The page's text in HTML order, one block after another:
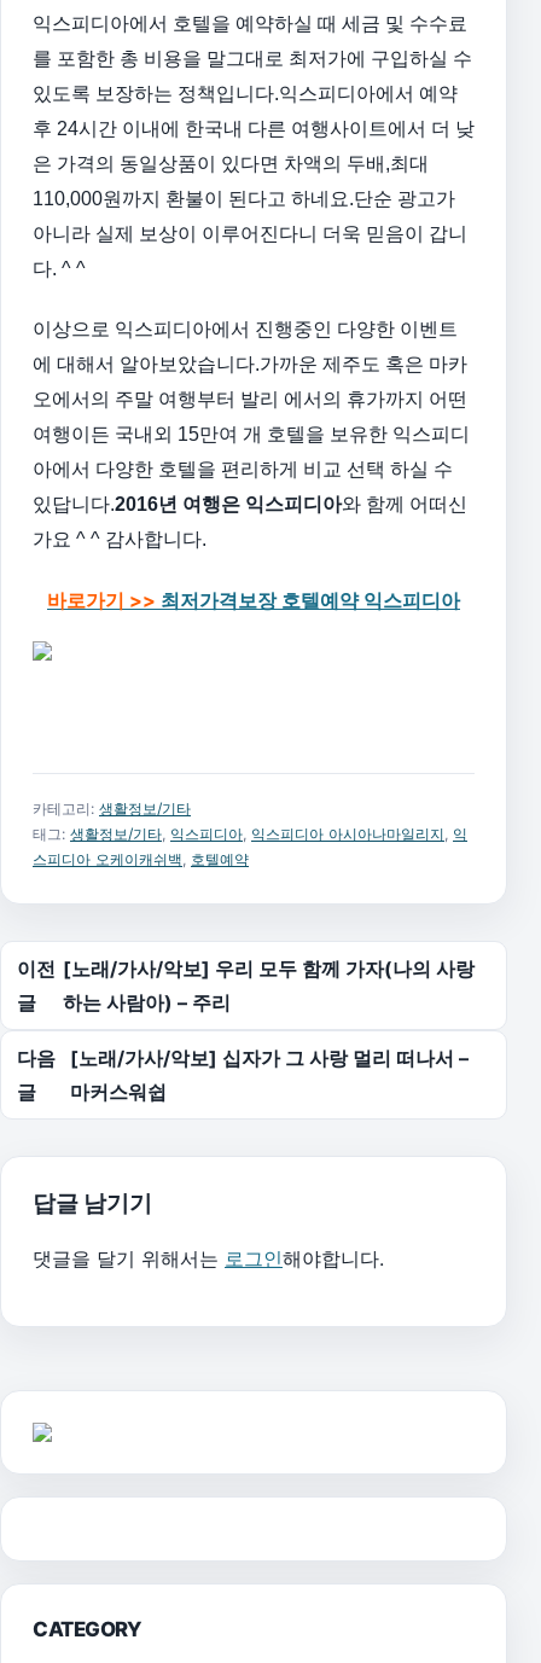
익스피디아에서 호텔을 예약하실 때 세금 및 수수료
를 포함한 총 비용을 말그대로 최저가에 구입하실 수
있도록 보장하는 정책입니다.익스피디아에서 예약
후 24시간 이내에 한국내 다른 여행사이트에서 더 낮
은 가격의 동일상품이 있다면 차액의 두배,최대
110,000원까지 환불이 된다고 하네요.단순 광고가
아니라 실제 보상이 이루어진다니 더욱 믿음이 갑니
다. ^ ^
이상으로 익스피디아에서 진행중인 다양한 이벤트
에 대해서 알아보았습니다.가까운 제주도 혹은 마카
오에서의 주말 여행부터 발리 에서의 휴가까지 어떤
여행이든 국내외 15만여 개 호텔을 보유한 익스피디
아에서 다양한 호텔을 편리하게 비교 선택 하실 수
있답니다.2016년 여행은 익스피디아와 함께 어떠신
가요 ^ ^ 감사합니다.
바로가기 >> 최저가격보장 호텔예약 익스피디아
카테고리: 생활정보/기타
태그: 생활정보/기타, 익스피디아, 익스피디아 아시아나마일리지, 익
스피디아 오케이캐쉬백, 호텔예약
글 탐색
이전
글
[노래/가사/악보] 우리 모두 함께 가자(나의 사랑
하는 사람아) – 주리
다음
글
[노래/가사/악보] 십자가 그 사랑 멀리 떠나서 –
마커스워쉽
답글 남기기
댓글을 달기 위해서는 로그인해야합니다.
CATEGORY